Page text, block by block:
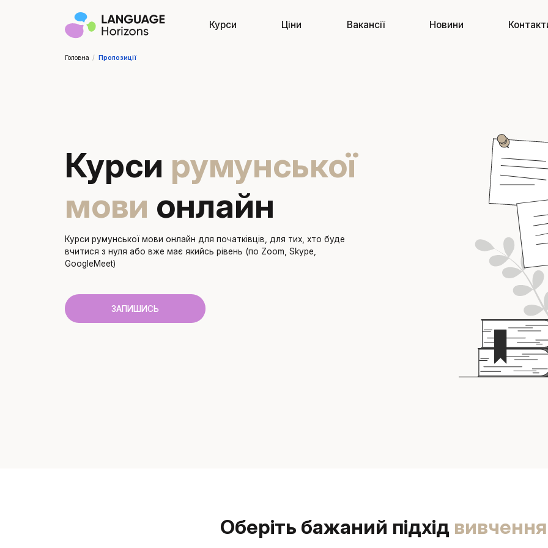
Курси Ціни Вакансії Новини
Головна / Пропозиції
Курси румунської
мови онлайн
Курси румунської мови онлайн для початківців, для тих, хто буде
вчитися з нуля або вже має якийсь рівень (по Zoom, Skype,
GoogleMeet)
ЗАПИШИСЬ
Оберіть бажаний підхід